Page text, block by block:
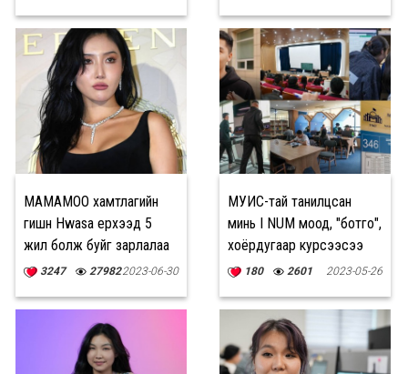
MAMAMOO хамтлагийн
гишүүн Hwasa үерхээд 5
жил болж буйг зарлалаа
3247 279822023-06-30
МУИС-тай танилцсан
минь I NUM моод, "ботго",
хоёрдугаар курсээсээ
мэргэжлээ сонгодог
180 2601 2023-05-26